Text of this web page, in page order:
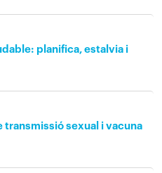
planifica, estalvia i
transmissió sexual i vacuna